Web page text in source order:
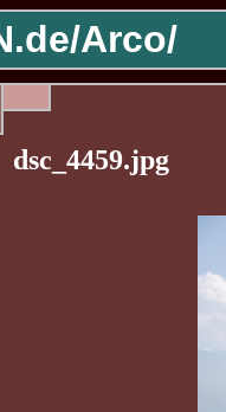
Arco/
dsc_4459.jpg